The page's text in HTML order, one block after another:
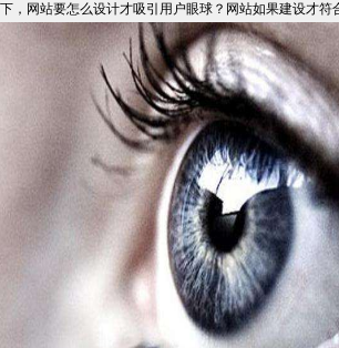
下，网站要怎么设计才吸引用户眼球？网站如果建设才符